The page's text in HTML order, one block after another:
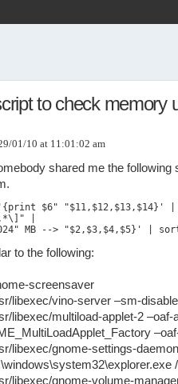
to check memory
01/10 at 11:01:02 am
shared me the
$6" "$11,$12,$13,$14}'
|
MB --> "$2,$3,$4,$5}' |
to the following:
screensaver
libexec/vino-server –sm-disable
libexec/multiload-applet-2 –oaf-
libexec/gnome-settings-daemon
libexec/gnome-volume-